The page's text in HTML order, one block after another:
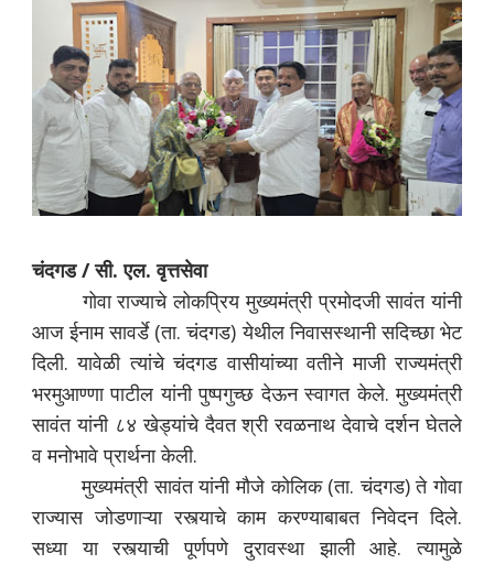
चंदगड / सी. एल. वृत्तसेवा
गोवा राज्याचे लोकप्रिय मुख्यमंत्री प्रमोदजी सावंत यांनी
आज ईनाम सावर्डे (ता. चंदगड) येथील निवासस्थानी सदिच्छा भेट
दिली. यावेळी त्यांचे चंदगड वासीयांच्या वतीने माजी राज्यमंत्री
भरमुआण्णा पाटील यांनी पुष्पगुच्छ देऊन स्वागत केले. मुख्यमंत्री
सावंत यांनी ८४ खेड्यांचे दैवत श्री रवळनाथ देवाचे दर्शन घेतले
व मनोभावे प्रार्थना केली.
मुख्यमंत्रीसावंत यांनी मौजे कोलिक (ता. चंदगड) ते गोवा
राज्यास जोडणाऱ्या रस्त्याचे काम करण्याबाबत निवेदन दिले.
सध्या या रस्त्याची पूर्णपणे दुरावस्था झाली आहे. त्यामुळे